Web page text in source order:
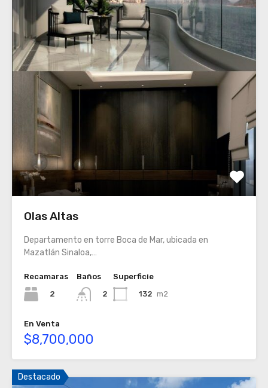
Olas Altas
Departamento en torre Boca de Mar, ubicada en
Mazatlán Sinaloa,…
Recamaras
2
Baños
2
Superficie
132 m2
En Venta
$8,700,000
Destacado